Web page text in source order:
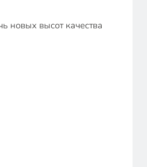
новых высот качества